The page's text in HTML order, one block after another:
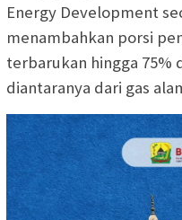
Energy Development
menambahkan porsi
terbarukan hingga 75%
diantaranya dari gas